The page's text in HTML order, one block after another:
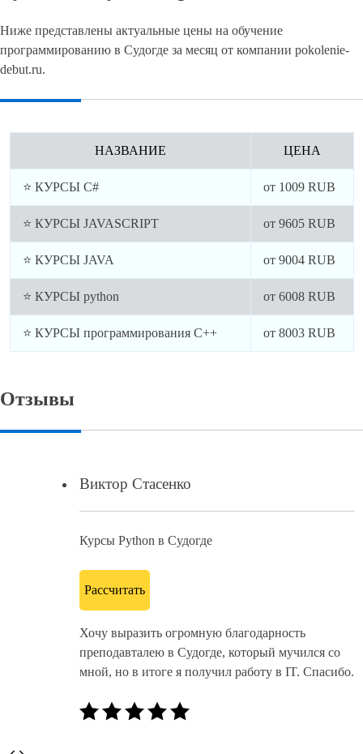
Ниже представлены актуальные цены на обучение
программированию в Судогде за месяц от компании pokolenie-
debut.ru.
НАЗВАНИЕ ЦЕНА
⭐ КУРСЫ C# от 1009 RUB
⭐ КУРСЫ JAVASCRIPT от 9605 RUB
⭐ КУРСЫ JAVA от 9004 RUB
⭐ КУРСЫ python от 6008 RUB
⭐ КУРСЫ программирования C++ от 8003 RUB
Отзывы
Виктор Стасенко
Курсы Python в Судогде
Рассчитать
Хочу выразить огромную благодарность
преподавталею в Судогде, который мучился со
мной, но в итоге я получил работу в IT. Спасибо.